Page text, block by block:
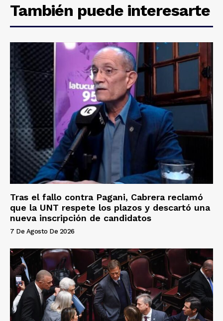
También puede interesarte
Tras el fallo contra Pagani, Cabrera reclamó
que la UNT respete los plazos y descartó una
nueva inscripción de candidatos
7 De Agosto De 2026